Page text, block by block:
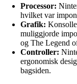
Processor:
hvilket var
Grafik:
muliggjorde
og The Legend
Controller:
ergonomisk
bagsiden.